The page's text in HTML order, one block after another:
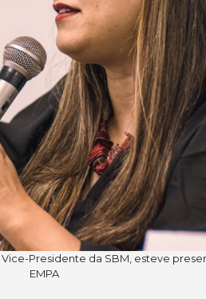
Presidente da SBM, esteve
EMPA